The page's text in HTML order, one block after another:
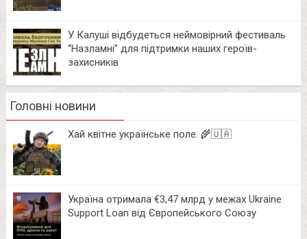
У Калуші відбудеться неймовірний фестиваль
“Назламні” для підтримки наших героїв-
захисників
Головні новини
Хай квітне українське поле. 🌾🇺🇦
Україна отримала €3,47 млрд у межах Ukraine
Support Loan від Європейського Союзу